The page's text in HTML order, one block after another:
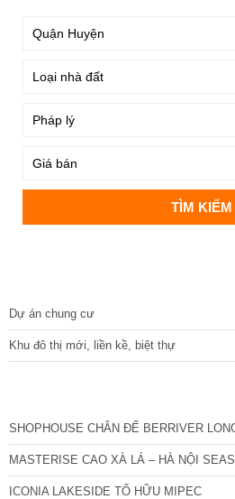
Dự án chung cư
Khu đô thị mới, liền kề, biệt thự
SHOPHOUSE CHÂN ĐẾ BERRIVER
MASTERISE CAO XÀ LÁ – HÀ NỘI
ICONIA LAKESIDE TỐ HỮU MIPEC